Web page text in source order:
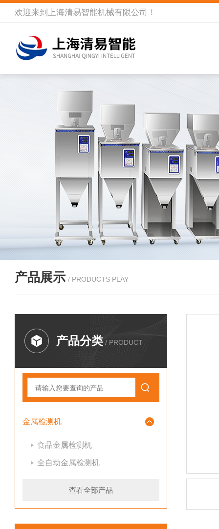
欢迎来到 上海清易智能机械有限公司 ！
产品展示 / PRODUCTS PLAY
产品分类 / PRODUCT
金属检测机
食品金属检测机
全自动金属检测机
查看全部产品